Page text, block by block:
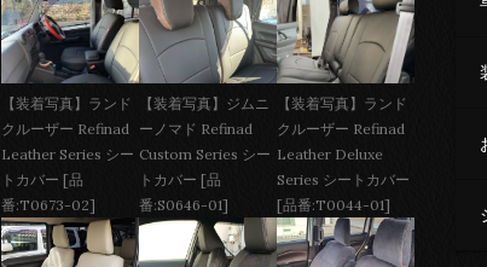
【装着写真】ランド
クルーザー Refinad
Leather Series シー
トカバー [品
番:T0673-02]
【装着写真】ジムニ
ーノマド Refinad
Custom Series シー
トカバー [品
番:S0646-01]
【装着写真】ランド
クルーザー Refinad
Leather Deluxe
Series シートカバー
[品番:T0044-01]